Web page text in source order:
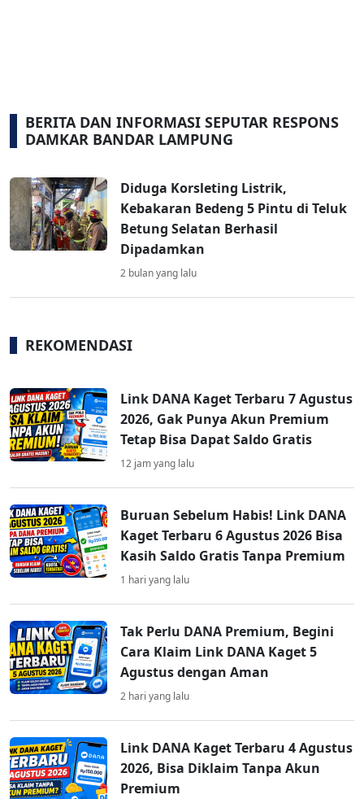
BERITA DAN INFORMASI SEPUTAR RESPONS
DAMKAR BANDAR LAMPUNG
Diduga Korsleting Listrik,
Kebakaran Bedeng 5 Pintu di Teluk
Betung Selatan Berhasil
Dipadamkan
2 bulan yang lalu
REKOMENDASI
Link DANA Kaget Terbaru 7 Agustus
2026, Gak Punya Akun Premium
Tetap Bisa Dapat Saldo Gratis
12 jam yang lalu
Buruan Sebelum Habis! Link DANA
Kaget Terbaru 6 Agustus 2026 Bisa
Kasih Saldo Gratis Tanpa Premium
1 hari yang lalu
Tak Perlu DANA Premium, Begini
Cara Klaim Link DANA Kaget 5
Agustus dengan Aman
2 hari yang lalu
Link DANA Kaget Terbaru 4 Agustus
2026, Bisa Diklaim Tanpa Akun
Premium